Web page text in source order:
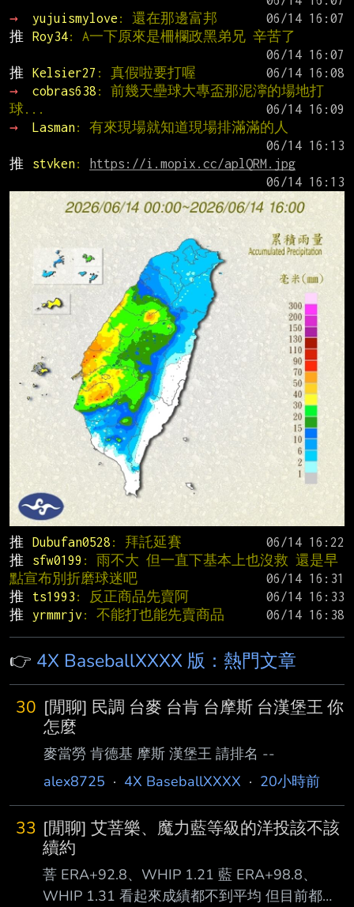
→
yujuismylove : 還在那邊富邦
推
Roy34: A一下原來是柵欄政黑弟兄 辛苦了
推
Kelsier27 : 真假啦要打喔
→
cobras638 : 前幾天壘球大專盃那泥濘的場地打
球...
→
Lasman: 有來現場就知道現場排滿滿的人
推
stvken:
https://i.mopix.cc/aplQRM.jpg
推 Dubufan0528 : 拜託延賽
推
sfw0199 : 雨不大 但一直下基本上也沒救 還是早
點宣布別折磨球迷吧
推
ts1993 : 反正商品先賣阿
推
yrmmrjv : 不能打也能先賣商品
👉 4X BaseballXXXX 版：熱門文章
30 [閒聊] 民調 台麥 台肯 台摩斯 台漢堡王 你
怎麼
麥當勞 肯德基 摩斯 漢堡王 請排名 --
alex8725 · 4X BaseballXXXX · 20小時前
33 [閒聊] 艾菩樂、魔力藍等級的洋投該不該
續約
菩 ERA+92.8、WHIP 1.21 藍 ERA+98.8、
WHIP 1.31 看起來成績都不到平均 但目前都已